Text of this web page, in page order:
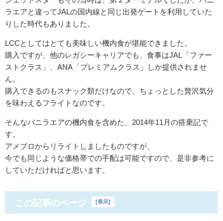
ラエアと違ってJALの国内線と同じ出発ゲートを利用していた
りした時代もありました。
LCCとしてはとても美味しい機内食が堪能できました。
購入ですが、他のレガシーキャリアでも、食事はJAL「ファー
ストクラス」、ANA「プレミアムクラス」しか提供されませ
ん。
購入できるのもスナック類だけなので、ちょっとした贅沢気分
を味わえるフライトなのです。
そんなバニラエアの機内食を含めた、2014年11月の搭乗記で
す。
アメブロからリライトしましたものですが、
今でも同じような価格帯での手配は可能ですので、是非参考に
していただければと思います。
この記事のページ [表示]